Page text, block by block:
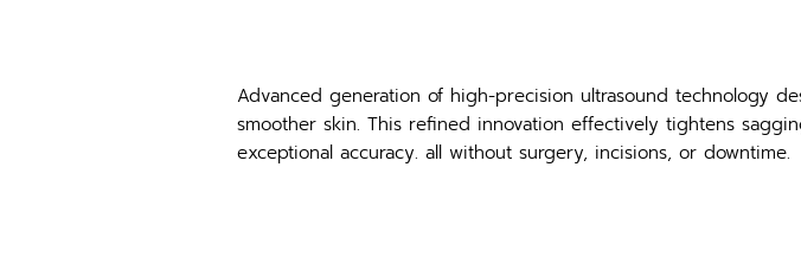
Advanced generation of high-precision ultrasound technology
smoother skin. This refined innovation effectively tightens
exceptional accuracy. all without surgery, incisions, or downtime.